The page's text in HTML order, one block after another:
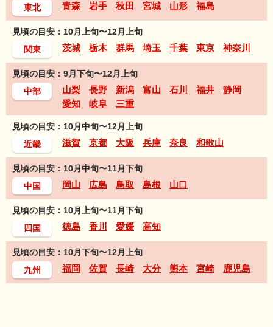
東北
青森 岩手 秋田 宮城 山形 福島
見頃の目安：10月上旬〜12月上旬
関東
茨城 栃木 群馬 埼玉 千葉 東京 神奈川
見頃の目安：9月下旬〜12月上旬
中部
山梨 長野 新潟 富山 石川 福井
静岡
愛知
岐阜 三重
見頃の目安：10月中旬〜12月上旬
近畿
滋賀 京都 大阪 兵庫 奈良 和歌山
見頃の目安：10月中旬〜11月下旬
中国
岡山 広島 鳥取 島根 山口
見頃の目安：10月上旬〜11月下旬
四国
徳島 香川 愛媛 高知
見頃の目安：10月下旬〜12月上旬
九州
福岡 佐賀 長崎 大分 熊本 宮崎 鹿児島